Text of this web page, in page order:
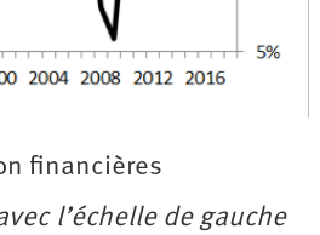
financières
l’échelle de gauche